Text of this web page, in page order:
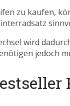
zu kaufen,
wird
jedoch